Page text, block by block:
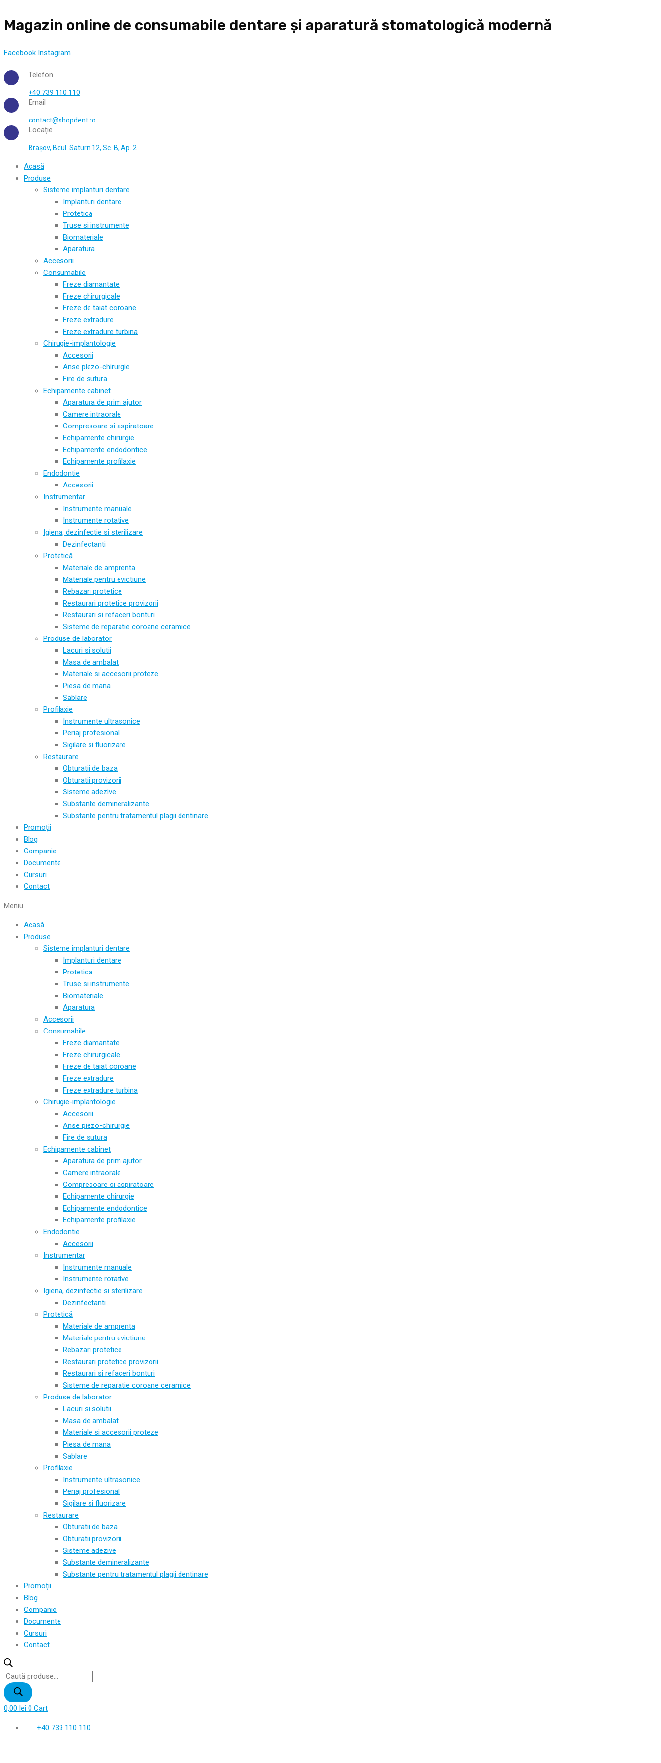
to
content
Magazin online de consumabile dentare și aparatură stomatologică modernă
Facebook Instagram
Telefon
+40 739 110 110
Email
contact@shopdent.ro
Locație
Brașov, Bdul. Saturn 12, Sc. B, Ap. 2
Acasă
Produse
Sisteme implanturi dentare
Implanturi dentare
Protetica
Truse si instrumente
Biomateriale
Aparatura
Accesorii
Consumabile
Freze diamantate
Freze chirurgicale
Freze de taiat coroane
Freze extradure
Freze extradure turbina
Chirugie-implantologie
Accesorii
Anse piezo-chirurgie
Fire de sutura
Echipamente cabinet
Aparatura de prim ajutor
Camere intraorale
Compresoare si aspiratoare
Echipamente chirurgie
Echipamente endodontice
Echipamente profilaxie
Endodontie
Accesorii
Instrumentar
Instrumente manuale
Instrumente rotative
Igiena, dezinfectie si sterilizare
Dezinfectanti
Protetică
Materiale de amprenta
Materiale pentru evictiune
Rebazari protetice
Restaurari protetice provizorii
Restaurari si refaceri bonturi
Sisteme de reparatie coroane ceramice
Produse de laborator
Lacuri si solutii
Masa de ambalat
Materiale si accesorii proteze
Piesa de mana
Sablare
Profilaxie
Instrumente ultrasonice
Periaj profesional
Sigilare si fluorizare
Restaurare
Obturatii de baza
Obturatii provizorii
Sisteme adezive
Substante demineralizante
Substante pentru tratamentul plagii dentinare
Promoții
Blog
Companie
Documente
Cursuri
Contact
Meniu
Acasă
Produse
Sisteme implanturi dentare
Implanturi dentare
Protetica
Truse si instrumente
Biomateriale
Aparatura
Accesorii
Consumabile
Freze diamantate
Freze chirurgicale
Freze de taiat coroane
Freze extradure
Freze extradure turbina
Chirugie-implantologie
Accesorii
Anse piezo-chirurgie
Fire de sutura
Echipamente cabinet
Aparatura de prim ajutor
Camere intraorale
Compresoare si aspiratoare
Echipamente chirurgie
Echipamente endodontice
Echipamente profilaxie
Endodontie
Accesorii
Instrumentar
Instrumente manuale
Instrumente rotative
Igiena, dezinfectie si sterilizare
Dezinfectanti
Protetică
Materiale de amprenta
Materiale pentru evictiune
Rebazari protetice
Restaurari protetice provizorii
Restaurari si refaceri bonturi
Sisteme de reparatie coroane ceramice
Produse de laborator
Lacuri si solutii
Masa de ambalat
Materiale si accesorii proteze
Piesa de mana
Sablare
Profilaxie
Instrumente ultrasonice
Periaj profesional
Sigilare si fluorizare
Restaurare
Obturatii de baza
Obturatii provizorii
Sisteme adezive
Substante demineralizante
Substante pentru tratamentul plagii dentinare
Promoții
Blog
Companie
Documente
Cursuri
Contact
Products
search
0,00 lei 0 Cart
+40 739 110 110